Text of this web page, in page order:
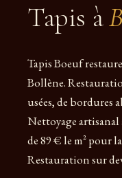
Tapis à
Tapis Boeuf
Bollène.
usées, de bordures
Nettoyage artisanal
de 89 € le m² pour
Restauration sur